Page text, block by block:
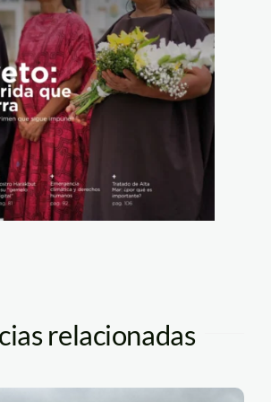
relacionadas